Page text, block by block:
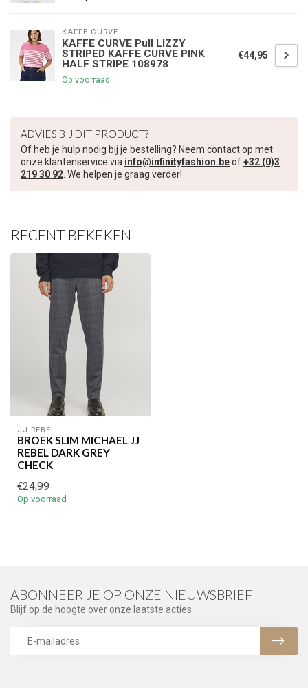
KAFFE CURVE
KAFFE CURVE Pull LIZZY
STRIPED KAFFE CURVE PINK
HALF STRIPE 108978
Op voorraad
€44,95
ADVIES BIJ DIT PRODUCT?
Of heb je hulp nodig bij je bestelling? Neem contact op met
onze klantenservice via info@infinityfashion.beof+32 (0)3
219 30 92. We helpen je graag verder!
RECENT BEKEKEN
JJ REBEL
BROEK SLIM MICHAEL JJ
REBEL DARK GREY
CHECK
€24,99
Op voorraad
ABONNEER JE OP ONZE NIEUWSBRIEF
Blijf op de hoogte over onze laatste acties
€5,00 korting op je volgende bestelling
Schrijf je in voor onze nieuwsbrief om op de hoogte te blijven
Je korting is geldig bij een minimale bestelwaarde van €45,00